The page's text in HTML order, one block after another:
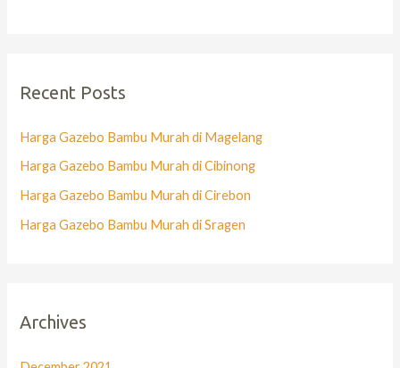
Recent Posts
Harga Gazebo Bambu Murah di Magelang
Harga Gazebo Bambu Murah di Cibinong
Harga Gazebo Bambu Murah di Cirebon
Harga Gazebo Bambu Murah di Sragen
Archives